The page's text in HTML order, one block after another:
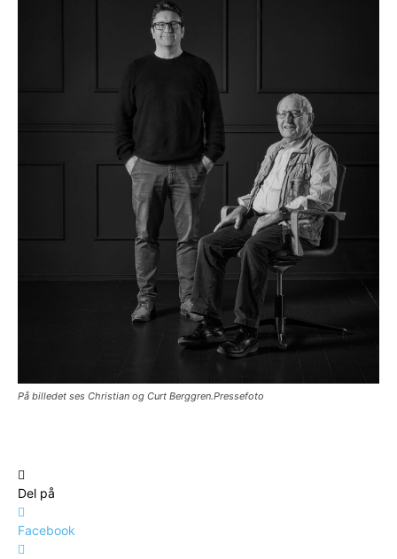
På billedet ses Christian og Curt Berggren.Pressefoto
Del på
Facebook